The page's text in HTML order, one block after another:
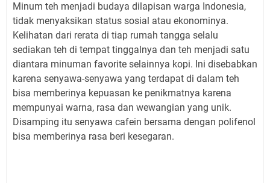
Minum teh menjadi budaya dilapisan warga Indonesia,
tidak menyaksikan status sosial atau ekonominya.
Kelihatan dari rerata di tiap rumah tangga selalu
sediakan teh di tempat tinggalnya dan teh menjadi satu
diantara minuman favorite selainnya kopi. Ini disebabkan
karena senyawa-senyawa yang terdapat di dalam teh
bisa memberinya kepuasan ke penikmatnya karena
mempunyai warna, rasa dan wewangian yang unik.
Disamping itu senyawa cafein bersama dengan polifenol
bisa memberinya rasa beri kesegaran.